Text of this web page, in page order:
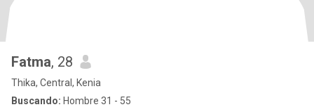
Fatma, 28
Thika, Central, Kenia
Buscando: Hombre 31 - 55